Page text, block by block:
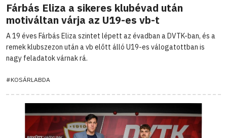
Fárbás Eliza a sikeres klubévad után
motiváltan várja az U19-es vb-t
A 19 éves Fárbás Eliza szintet lépett az évadban a DVTK-ban, és a
remek klubszezon után a vb előtt álló U19-es válogatottban is
nagy feladatok várnak rá.
#KOSÁRLABDA